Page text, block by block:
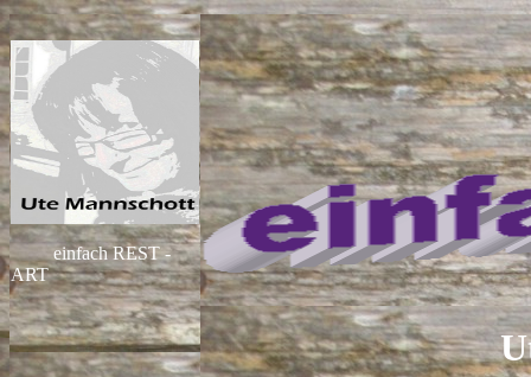
einfach REST -
ART